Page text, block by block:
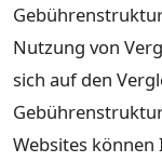
Nutzung von
sich auf den
Websites können